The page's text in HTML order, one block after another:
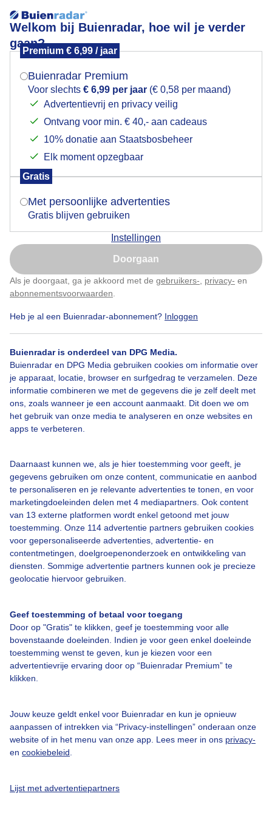
Welkom bij Buienradar, hoe wil je verder
gaan?
Premium € 6,99 / jaar
Buienradar Premium
Voor slechts € 6,99 per jaar (€ 0,58 per maand)
Advertentievrij en privacy veilig
Ontvang voor min. € 40,- aan cadeaus
10% donatie aan Staatsbosbeheer
Elk moment opzegbaar
Gratis
Met persoonlijke advertenties
Gratis blijven gebruiken
Instellingen
Doorgaan
Als je doorgaat, ga je akkoord met de gebruikers- privacy- en
abonnementsvoorwaarden
Heb je al een Buienradar-abonnement? Inloggen
Buienradar is onderdeel van DPG Media.
Buienradar en DPG Media gebruiken cookies om informatie over
je apparaat, locatie, browser en surfgedrag te verzamelen. Deze
informatie combineren we met de gegevens die je zelf deelt met
ons, zoals wanneer je een account aanmaakt. Dit doen we om
het gebruik van onze media te analyseren en onze websites en
apps te verbeteren.
Daarnaast kunnen we, als je hier toestemming voor geeft, je
gegevens gebruiken om onze content, communicatie en aanbod
te personaliseren en je relevante advertenties te tonen, en voor
marketingdoeleinden delen met 4 mediapartners. Ook content
van 13 externe platformen wordt enkel getoond met jouw
toestemming. Onze 114 advertentie partners gebruiken cookies
voor gepersonaliseerde advertenties, advertentie- en
contentmetingen, doelgroepenonderzoek en ontwikkeling van
diensten. Sommige advertentie partners kunnen ook je precieze
geolocatie hiervoor gebruiken.
Geef toestemming of betaal voor toegang
Door op "Gratis" te klikken, geef je toestemming voor alle
bovenstaande doeleinden. Indien je voor geen enkel doeleinde
toestemming wenst te geven, kun je kiezen voor een
advertentievrije ervaring door op “Buienradar Premium” te
klikken.
Jouw keuze geldt enkel voor Buienradar en kun je opnieuw
aanpassen of intrekken via “Privacy-instellingen” onderaan onze
website of in het menu van onze app. Lees meer in ons privacy-
en cookiebeleid
Lijst met advertentiepartners
Regenboog en Stevige wind op het Strand Vlieland
droog. Wel fris ook dus sjaal om. foto gemaakt om
12:25
Door: Gerard Koster Joenje Gemaakt: 25-11-2025, 18x bekeken
Bekijk slideshow
Een moment geduld aub...
Over Buienradar
Veelgestelde vragen
Contact
Toegankelijkheid
Gebruikersvoorwaarden
Buienradar Team
Privacy beleid
Privacy instellingen
Mogen we je locatie gebruiken voor het
Indien je hier nog geen akkoord op hebt gegeven,
verschijnt er zo een pop-up uit je browser waarin
Is goed, toon de popup
Nu niet, misschien later
Klik hierom dit aan te passen